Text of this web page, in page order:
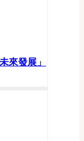
來發展」